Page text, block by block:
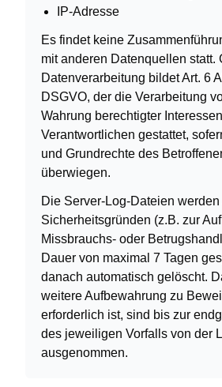
IP-Adresse
Es findet keine
mit anderen Datenquellen statt.
Datenverarbeitung bildet Art. 6
DSGVO, der die Verarbeitung
Wahrung berechtigter
Verantwortlichen gestattet,
und Grundrechte des
überwiegen.
Die Server-Log-Dateien
Sicherheitsgründen (z.B. zur
Missbrauchs- oder
Dauer von maximal 7 Tagen
danach automatisch gelöscht.
weitere Aufbewahrung zu
erforderlich ist, sind bis zur
des jeweiligen Vorfalls von der
ausgenommen.